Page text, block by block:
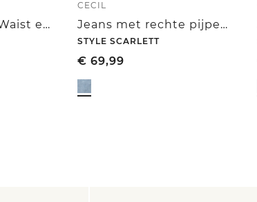
Jeans met High Waist en wijd uitlopende pijpen in een Loose Fit-pasvorm
CECIL
Jeans met rechte pijpen en opgezette zakken
STYLE SCARLETT
€ 69,99